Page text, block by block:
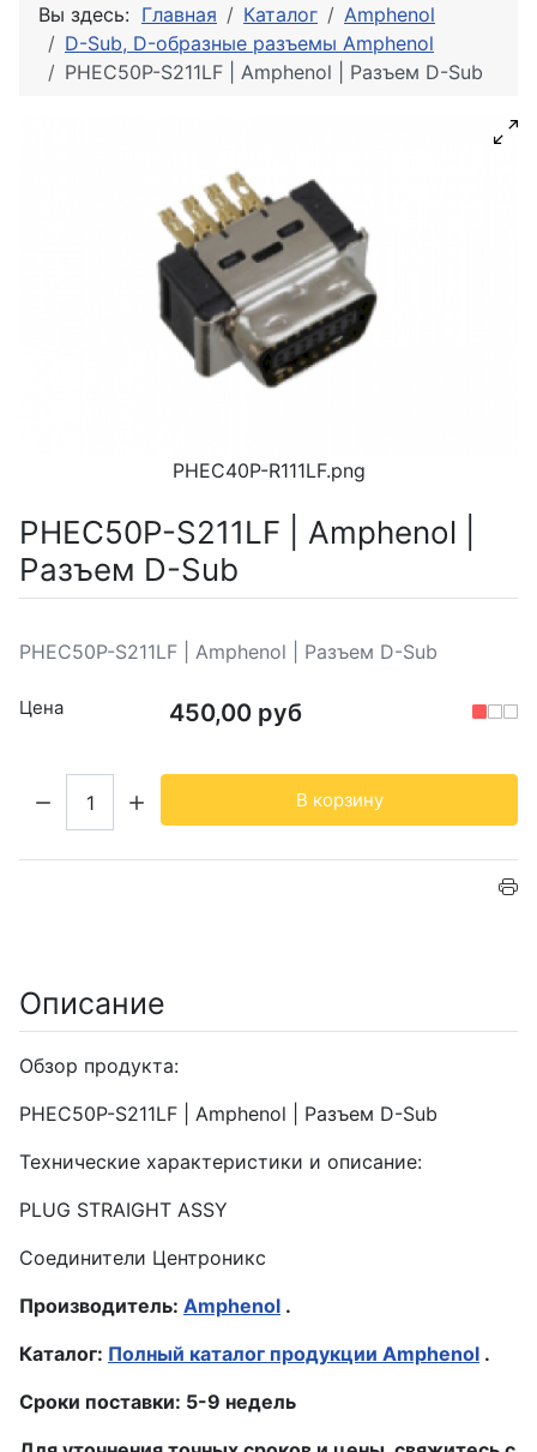
Вы здесь: Главная Каталог
Amphenol
D-Sub, D-образные разъемы Amphenol
PHEC50P-S211LF | Amphenol | Разъем D-Sub
PHEC40P-R111LF.png
PHEC50P-S211LF | Amphenol |
Разъем D-Sub
PHEC50P-S211LF | Amphenol | Разъем D-Sub
Цена 450,00 руб
В корзину
Описание
Обзор продукта:
PHEC50P-S211LF | Amphenol | Разъем D-Sub
Технические характеристики и описание:
PLUG STRAIGHT ASSY
Соединители Центроникс
Производитель: Amphenol .
Каталог: Полный каталог продукции Amphenol .
Сроки поставки: 5-9 недель